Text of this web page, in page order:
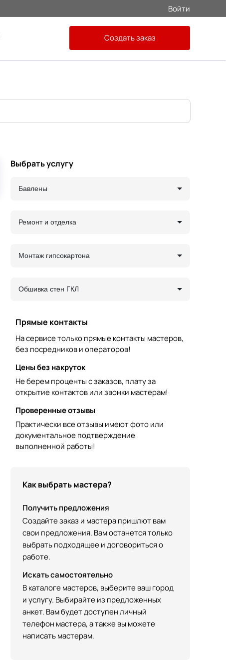
Войти
Создать заказ
Выбрать услугу
Бавлены
Ремонт и отделка
Монтаж гипсокартона
Обшивка стен ГКЛ
Прямые контакты
На сервисе только прямые контакты мастеров,
без посредников и операторов!
Цены без накруток
Не берем проценты с заказов, плату за
открытие контактов или звонки мастерам!
Проверенные отзывы
Практически все отзывы имеют фото или
документальное подтверждение
выполненной работы!
Как выбрать мастера?
Получить предложения
Создайте заказ и мастера пришлют вам
свои предложения. Вам останется только
выбрать подходящее и договориться о
работе.
Искать самостоятельно
В каталоге мастеров, выберите ваш город
и услугу. Выбирайте из предложенных
анкет. Вам будет доступен личный
телефон мастера, а также вы можете
написать мастерам.